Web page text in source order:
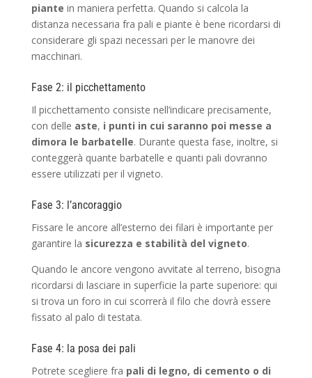
piante in maniera perfetta. Quando si calcola la
distanza necessaria fra pali e piante è bene ricordarsi di
considerare gli spazi necessari per le manovre dei
macchinari.
Fase 2: il picchettamento
Il picchettamento consiste nell’indicare precisamente,
con delle aste, i punti in cui saranno poi messe a
dimora le barbatelle. Durante questa fase, inoltre, si
conteggerà quante barbatelle e quanti pali dovranno
essere utilizzati per il vigneto.
Fase 3: l’ancoraggio
Fissare le ancore all’esterno dei filari è importante per
garantire la sicurezza e stabilità del vigneto.
Quando le ancore vengono avvitate al terreno, bisogna
ricordarsi di lasciare in superficie la parte superiore: qui
si trova un foro in cui scorrerà il filo che dovrà essere
fissato al palo di testata.
Fase 4: la posa dei pali
Potrete scegliere fra pali di legno, di cemento o di